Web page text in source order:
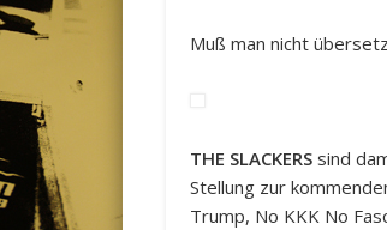
Muß man nicht
THE SLACKERS sind
Stellung zur
Trump, No KKK No